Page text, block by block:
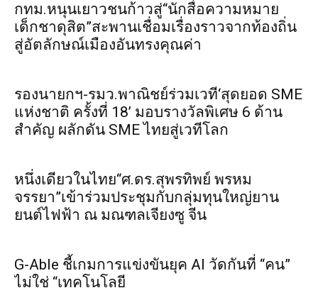
กทม.หนุนเยาวชนก้าวสู่“นักสื่อความหมาย
เด็กชาดุสิต”สะพานเชื่อมเรื่องราวจากท้องถิ่น
สู่อัตลักษณ์เมืองอันทรงคุณค่า
รองนายกฯ-รมว.พาณิชย์ร่วมเวที‘สุดยอด SME
แห่งชาติ ครั้งที่ 18’ มอบรางวัลพิเศษ 6 ด้าน
สำคัญ ผลักดัน SME ไทยสู่เวทีโลก
หนึ่งเดียวในไทย“ศ.ดร.สุพรทิพย์ พรหม
จรรยา”เข้าร่วมประชุมกับกลุ่มทุนใหญ่ยาน
ยนต์ไฟฟ้า ณ มณฑลเจียงซู จีน
G-Able ชี้เกมการแข่งขันยุค AI วัดกันที่ “คน”
ไม่ใช่ “เทคโนโลยี